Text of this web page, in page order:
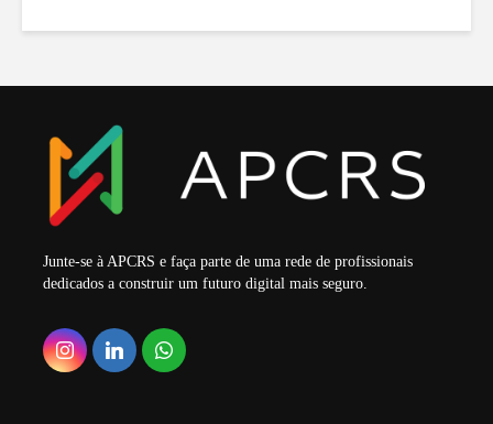
Junte-se à APCRS e faça parte de uma rede de profissionais
dedicados a construir um futuro digital mais seguro.